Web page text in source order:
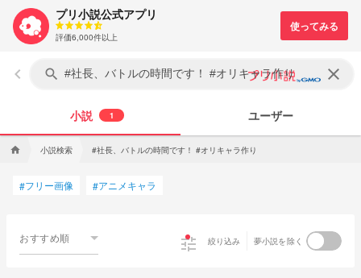
プリ小説公式アプリ
評価6,000件以上
keyboard_arrow_left search clear
小説 1 ユーザー
home 小説検索 #社長、バトルの時間です！ #オリキャラ作り
#フリー画像 #アニメキャラ
おすすめ順 tune 絞り込み 夢小説を除く